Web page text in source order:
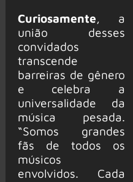
Curiosamente, a
união desses
convidados
transcende
barreiras de gênero
e celebra a
universalidade da
música pesada.
“Somos grandes
fãs de todos os
músicos
envolvidos. Cada